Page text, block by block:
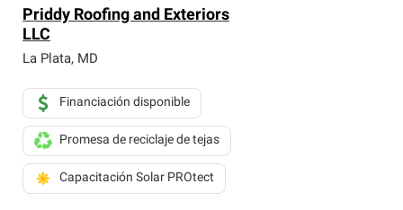
Priddy Roofing and Exteriors
LLC
La Plata, MD
Financiación disponible
Promesa de reciclaje de tejas
Capacitación Solar PROtect